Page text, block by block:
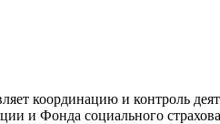
координацию и контроль
и Фонда социального